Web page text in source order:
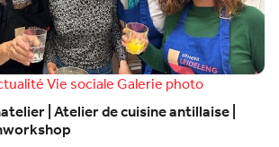
Vie socialeGalerie photo
| Atelier de cuisine antillaise |